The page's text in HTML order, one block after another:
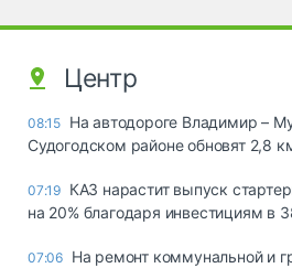
Центр
08:15 На автодороге Владимир –
Судогодском районе обновят 2,8
07:19 КАЗ нарастит выпуск
на 20% благодаря инвестициям в
07:06 На ремонт коммунальной и